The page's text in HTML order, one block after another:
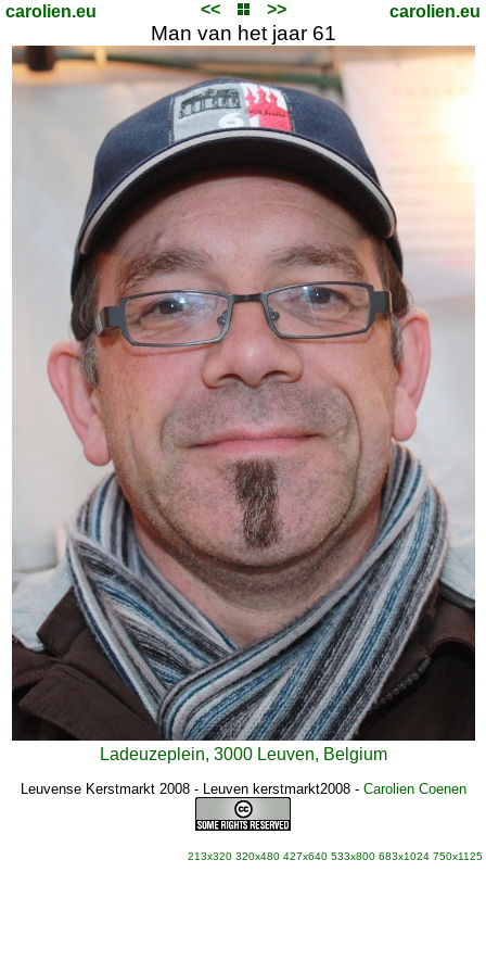
carolien.eu << >> carolien.eu
Man van het jaar 61
Ladeuzeplein, 3000 Leuven, Belgium
Leuvense Kerstmarkt 2008 - Leuven kerstmarkt2008- Carolien Coenen
213x320 320x480 427x640 533x800 683x1024 750x1125